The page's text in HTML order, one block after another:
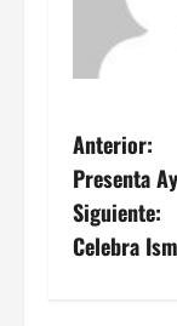
N
a
v
Anterior:
Presenta
Siguiente:
Celebra